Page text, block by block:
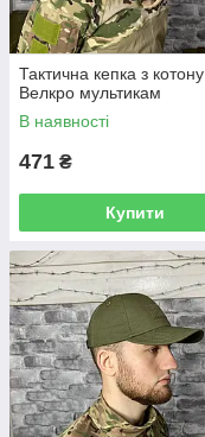
Тактична кепка з котону
Велкро мультикам
В наявності
471 ₴
Купити